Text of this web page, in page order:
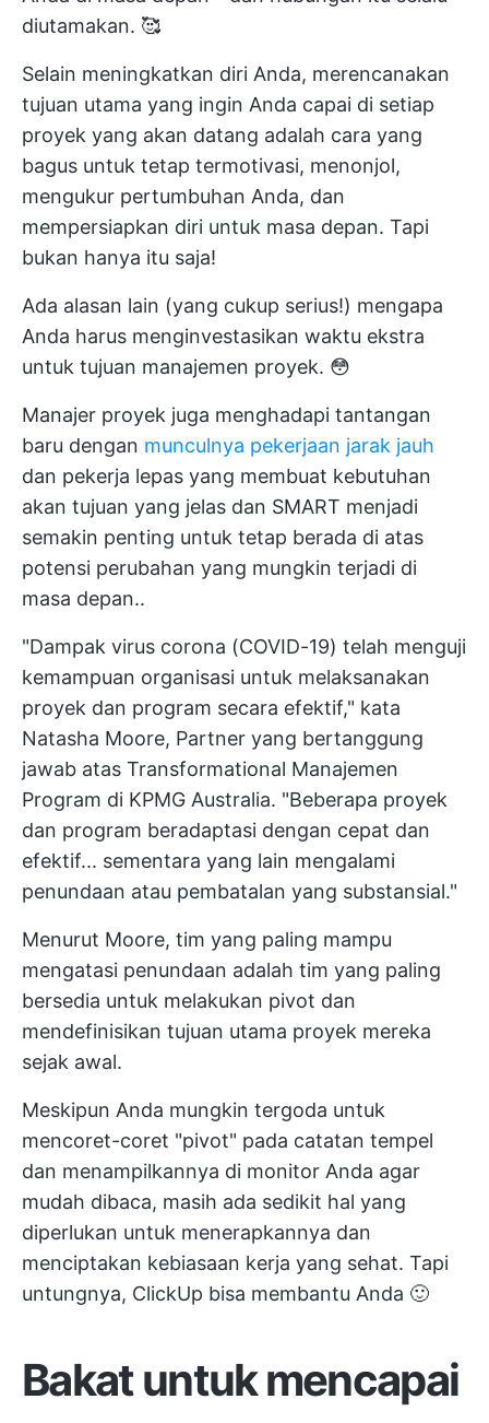
diutamakan. 🥰
Selain meningkatkan diri Anda, merencanakan
tujuan utama yang ingin Anda capai di setiap
proyek yang akan datang adalah cara yang
bagus untuk tetap termotivasi, menonjol,
mengukur pertumbuhan Anda, dan
mempersiapkan diri untuk masa depan. Tapi
bukan hanya itu saja!
Ada alasan lain (yang cukup serius!) mengapa
Anda harus menginvestasikan waktu ekstra
untuk tujuan manajemen proyek. 😳
Manajer proyek juga menghadapi tantangan
baru dengan munculnya pekerjaan jarak jauh
dan pekerja lepas yang membuat kebutuhan
akan tujuan yang jelas dan SMART menjadi
semakin penting untuk tetap berada di atas
potensi perubahan yang mungkin terjadi di
masa depan..
"Dampak virus corona (COVID-19) telah menguji
kemampuan organisasi untuk melaksanakan
proyek dan program secara efektif," kata
Natasha Moore, Partner yang bertanggung
jawab atas Transformational Manajemen
Program di KPMG Australia. "Beberapa proyek
dan program beradaptasi dengan cepat dan
efektif... sementara yang lain mengalami
penundaan atau pembatalan yang substansial."
Menurut Moore, tim yang paling mampu
mengatasi penundaan adalah tim yang paling
bersedia untuk melakukan pivot dan
mendefinisikan tujuan utama proyek mereka
sejak awal.
Meskipun Anda mungkin tergoda untuk
mencoret-coret "pivot" pada catatan tempel
dan menampilkannya di monitor Anda agar
mudah dibaca, masih ada sedikit hal yang
diperlukan untuk menerapkannya dan
menciptakan kebiasaan kerja yang sehat. Tapi
untungnya, ClickUp bisa membantu Anda 🙂
Bakat untuk mencapai